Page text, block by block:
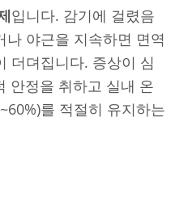
입니다. 감기에 걸렸음
나 야근을 지속하면 면역
더뎌집니다. 증상이 심
안정을 취하고 실내 온
를 적절히 유지하는